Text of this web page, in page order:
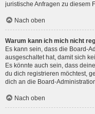
juristische Anfragen zu diesem
Nach oben
Warum kann ich mich nicht
Es kann sein, dass die Board-
ausgeschaltet hat, damit sich
Es könnte auch sein, dass
du dich registrieren möchtest,
dich an die Board-
Nach oben